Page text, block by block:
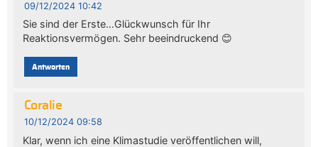
09/12/2024 10:42
Sie sind der Erste…Glückwunsch für Ihr
Reaktionsvermögen. Sehr beeindruckend 😊
Antworten
Coralie
10/12/2024 09:58
Klar, wenn ich eine Klimastudie veröffentlichen will,